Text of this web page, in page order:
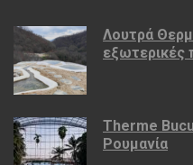
Λουτρά
εξωτερικές
Therme
Ρουμανία